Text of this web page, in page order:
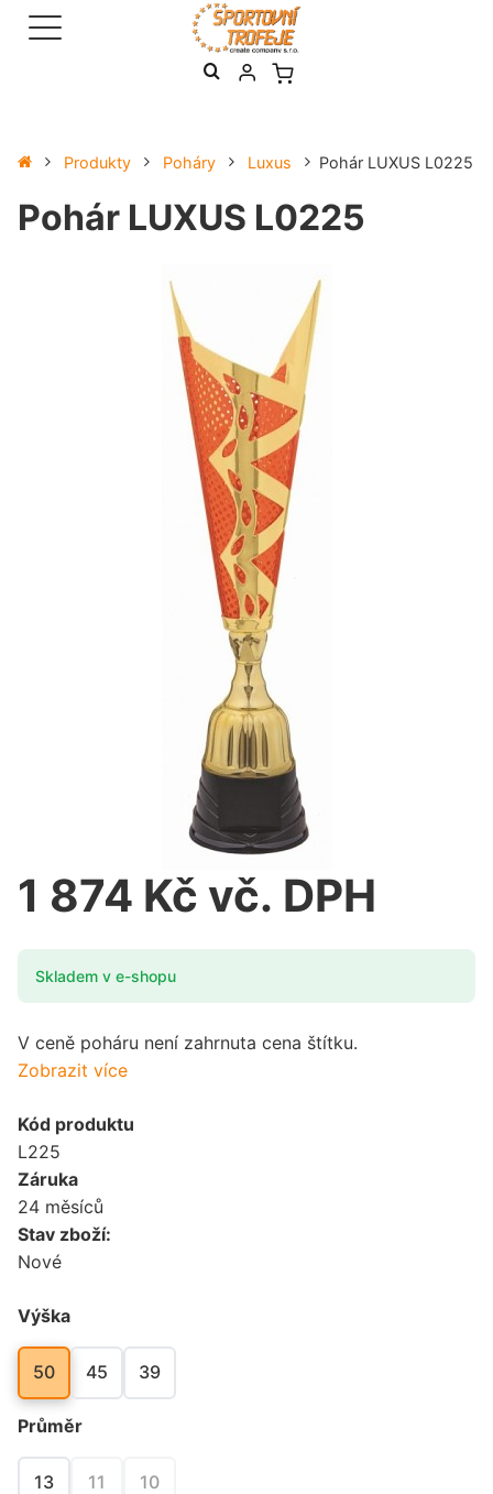
Produkty Poháry Luxus Pohár LUXUS L0225
Pohár LUXUS L0225
1 874 Kč vč. DPH
Skladem v e-shopu
V ceně poháru není zahrnuta cena štítku.
Zobrazit více
Kód produktu
L225
Záruka
24 měsíců
Stav zboží:
Nové
Výška
50 45 39
Průměr
13 11 10